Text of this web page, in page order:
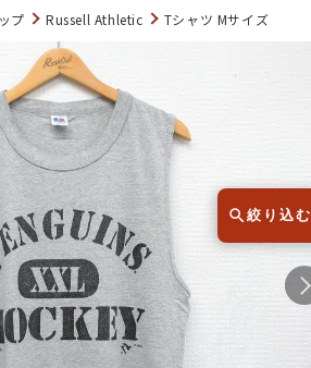
比較
時までのご注文で当日出荷！
※対応不可：日祝、長期休暇、セール
今週のHOTワード（7/29〜8/4）
プ Russell Athletic Tシャツ Mサイズ
絞り込む